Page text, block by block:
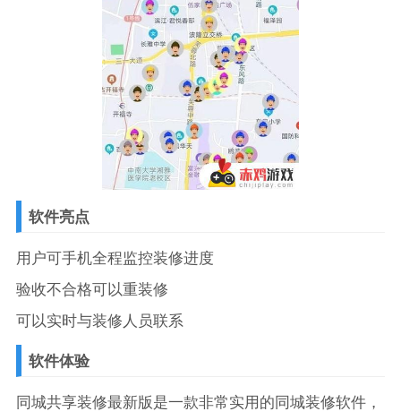
软件亮点
用户可手机全程监控装修进度
验收不合格可以重装修
可以实时与装修人员联系
软件体验
同城共享装修最新版是一款非常实用的同城装修软件，